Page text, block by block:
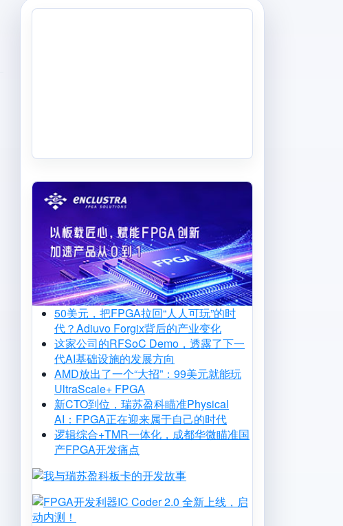
50美元，把FPGA拉回“人人可玩”的时
代？Adiuvo Forgix背后的产业变化
这家公司的RFSoC Demo，透露了下一
代AI基础设施的发展方向
AMD放出了一个“大招”：99美元就能玩
UltraScale+ FPGA
新CTO到位，瑞苏盈科瞄准Physical
AI：FPGA正在迎来属于自己的时代
逻辑综合+TMR一体化，成都华微瞄准国
产FPGA开发痛点
Image
Image